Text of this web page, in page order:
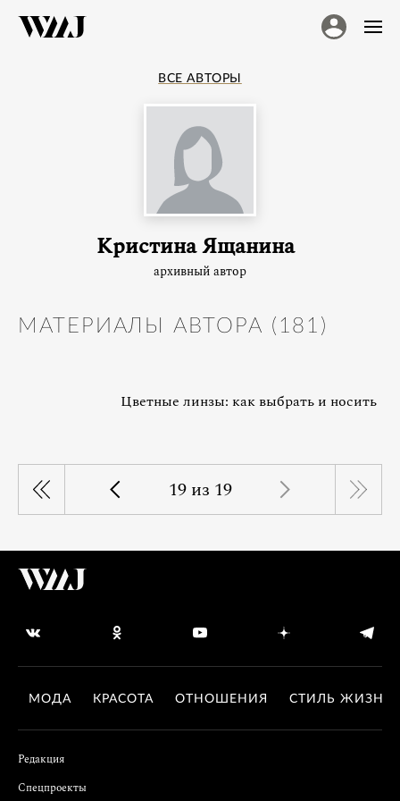
Кристина Ящанина
архивный автор
ВСЕ АВТОРЫ
МАТЕРИАЛЫ АВТОРА ( 181 )
Цветные линзы: как выбрать и носить
19 из 19
МОДА КРАСОТА ОТНОШЕНИЯ СТИЛЬ ЖИЗНИ
Редакция
Спецпроекты